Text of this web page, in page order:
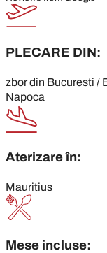
PLECARE DIN:
zbor din Bucuresti /
Napoca
Aterizare în:
Mauritius
Mese incluse: